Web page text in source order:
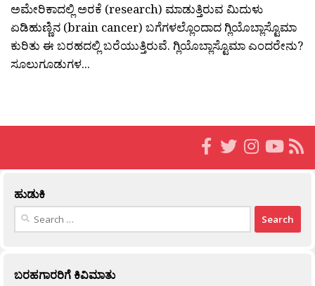
ಅಮೇರಿಕಾದಲ್ಲಿ ಅರಕೆ (research) ಮಾಡುತ್ತಿರುವ ಮಿದುಳು
ಏಡಿಹುಣ್ಣಿನ (brain cancer) ಬಗೆಗಳಲ್ಲೊಂದಾದ ಗ್ಲಿಯೊಬ್ಲಾಸ್ಟೊಮಾ
ಕುರಿತು ಈ ಬರಹದಲ್ಲಿ ಬರೆಯುತ್ತಿರುವೆ. ಗ್ಲಿಯೊಬ್ಲಾಸ್ಟೊಮಾ ಎಂದರೇನು?
ಸೂಲುಗೂಡುಗಳ...
ಹುಡುಕಿ
Search
ಬರಹಗಾರರಿಗೆ ಕಿವಿಮಾತು